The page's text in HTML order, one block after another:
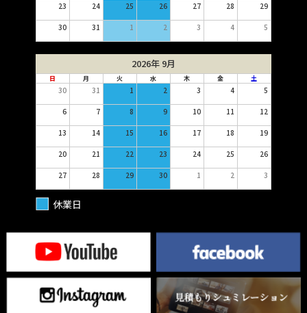
23 24 25 26 27 28 29
30 31 1 2 3 4 5
2026年 9月
日 月 火 水 木 金 土
30 31 1 2 3 4 5
6 7 8 9 10 11 12
13 14 15 16 17 18 19
20 21 22 23 24 25 26
27 28 29 30 1 2 3
休業日